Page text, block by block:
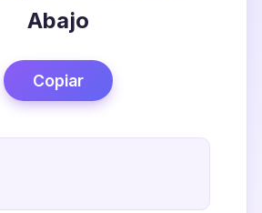
Abajo
Copiar